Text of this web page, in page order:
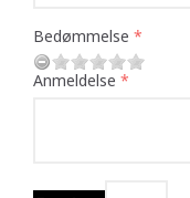
Bedømmelse
Anmeldelse